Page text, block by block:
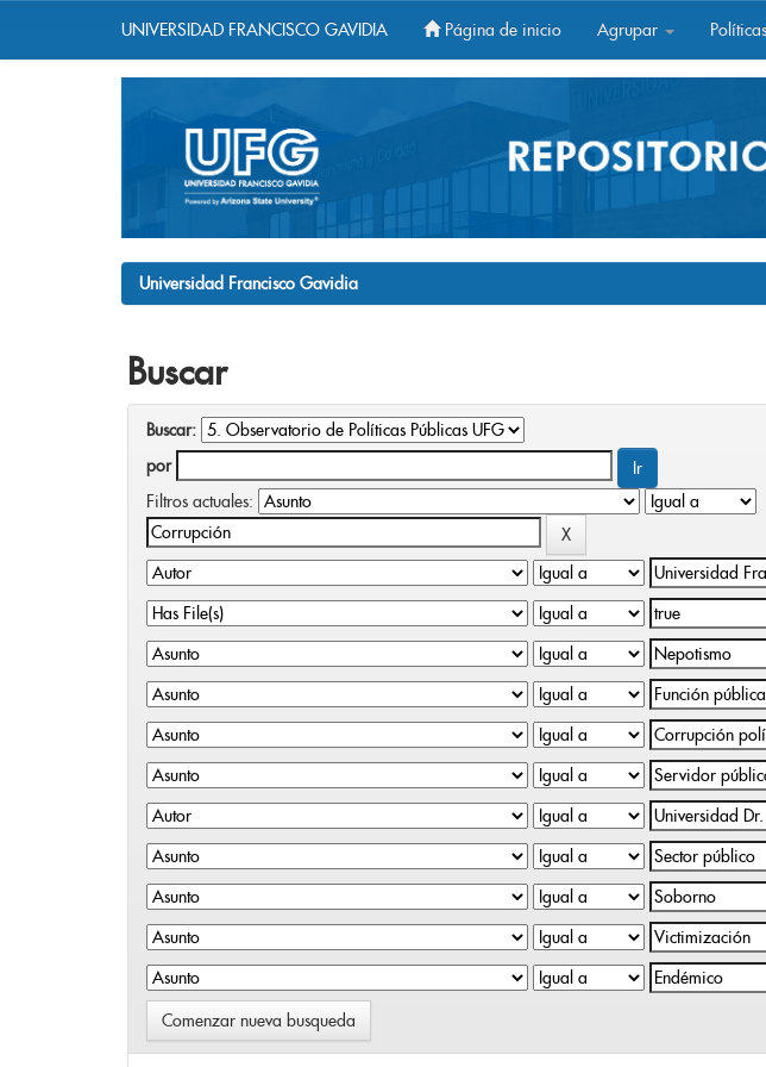
UNIVERSIDAD FRANCISCO GAVIDIA Página de inicio Agrupar Políticas
Universidad Francisco Gavidia
Buscar
Buscar:
por
Filtros actuales:
Comenzar nueva busqueda